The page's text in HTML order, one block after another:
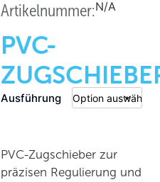
Artikelnummer:N/A
PVC-
Ausführung
PVC-Zugschieber zur
präzisen Regulierung und